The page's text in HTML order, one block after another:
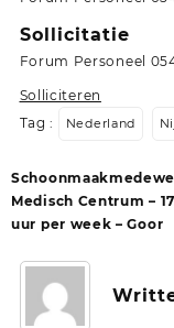
Sollicitatie
Forum Personeel
Solliciteren
Tag :
Nederland
Bericht
navigatie
Medisch Centrum –
uur per week – Goor